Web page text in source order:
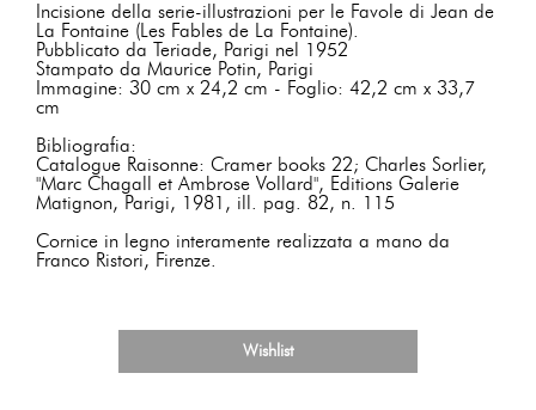
Incisione della serie-illustrazioni per le Favole di Jean de
La Fontaine (Les Fables de La Fontaine).
Pubblicato da Teriade, Parigi nel 1952
Stampato da Maurice Potin, Parigi
Immagine: 30 cm x 24,2 cm - Foglio: 42,2 cm x 33,7
cm
Bibliografia:
Catalogue Raisonne: Cramer books 22; Charles Sorlier,
"Marc Chagall et Ambrose Vollard", Editions Galerie
Matignon, Parigi, 1981, ill. pag. 82, n. 115
Cornice in legno interamente realizzata a mano da
Franco Ristori, Firenze.
Wishlist